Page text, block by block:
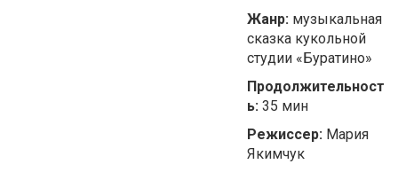
Жанр: музыкальная
сказка кукольной
студии «Буратино»
Продолжительност
ь: 35 мин
Режиссер: Мария
Якимчук